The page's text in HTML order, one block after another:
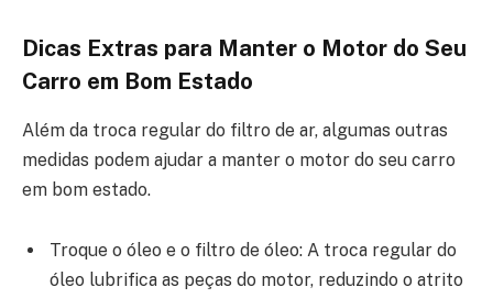
Dicas Extras para Manter o Motor do Seu
Carro em Bom Estado
Além da troca regular do filtro de ar, algumas outras
medidas podem ajudar a manter o motor do seu carro
em bom estado.
Troque o óleo e o filtro de óleo: A troca regular do
óleo lubrifica as peças do motor, reduzindo o atrito